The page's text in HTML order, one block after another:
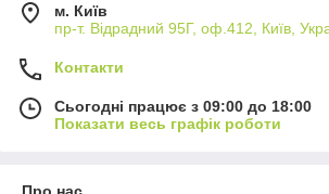
м. Київ
пр-т. Відрадний 95Г, оф.412, Київ,
Контакти
Сьогодні працює з 09:00 до 18:00
Показати весь графік роботи
Про нас